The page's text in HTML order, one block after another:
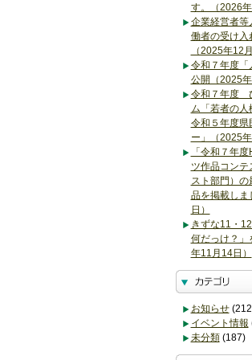
す。（2026年
企業経営者等
働者の受け入
（2025年12
令和７年度「
公開（2025年
令和７年度
ム「若者の人
令和５年度県
ー」（2025
「令和７年
ツ作品コンテ
スト部門）
品を掲載し
日）
きずな11・
何だっけ？」
年11月14日）
お知らせ
イベント情報
未分類(187)